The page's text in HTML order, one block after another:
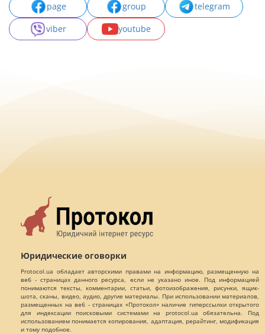
page group
telegram
viber
youtube
Юридические оговорки
Protocol.ua обладает авторскими правами на информацию, размещенную на
веб - страницах данного ресурса, если не указано иное. Под информацией
понимаются тексты, комментарии, статьи, фотоизображения, рисунки, ящик-
шота, сканы, видео, аудио, другие материалы. При использовании материалов,
размещенных на веб - страницах «Протокол» наличие гиперссылки открытого
для индексации поисковыми системами на protocol.ua обязательна. Под
использованием понимается копирования, адаптация, рерайтинг, модификация
и тому подобное.